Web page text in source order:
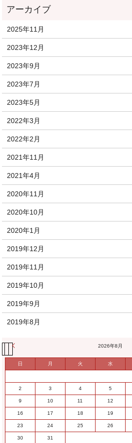
2025年11月
2023年12月
2023年9月
2023年7月
2023年5月
2022年3月
2022年2月
2021年11月
2021年4月
2020年11月
2020年10月
2020年1月
2019年12月
2019年11月
2019年10月
2019年9月
2019年8月
2026年8月
日 月 火 水
2 3 4 5
9 10 11 12
16 17 18 19
23 24 25 26
30 31